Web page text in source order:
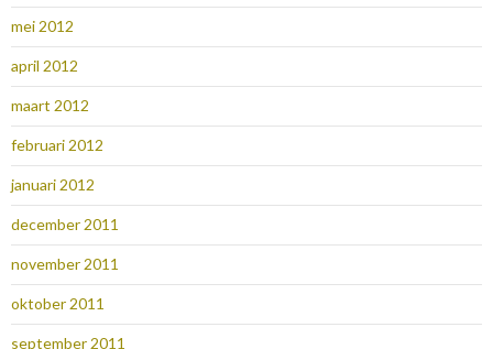
mei 2012
april 2012
maart 2012
februari 2012
januari 2012
december 2011
november 2011
oktober 2011
september 2011